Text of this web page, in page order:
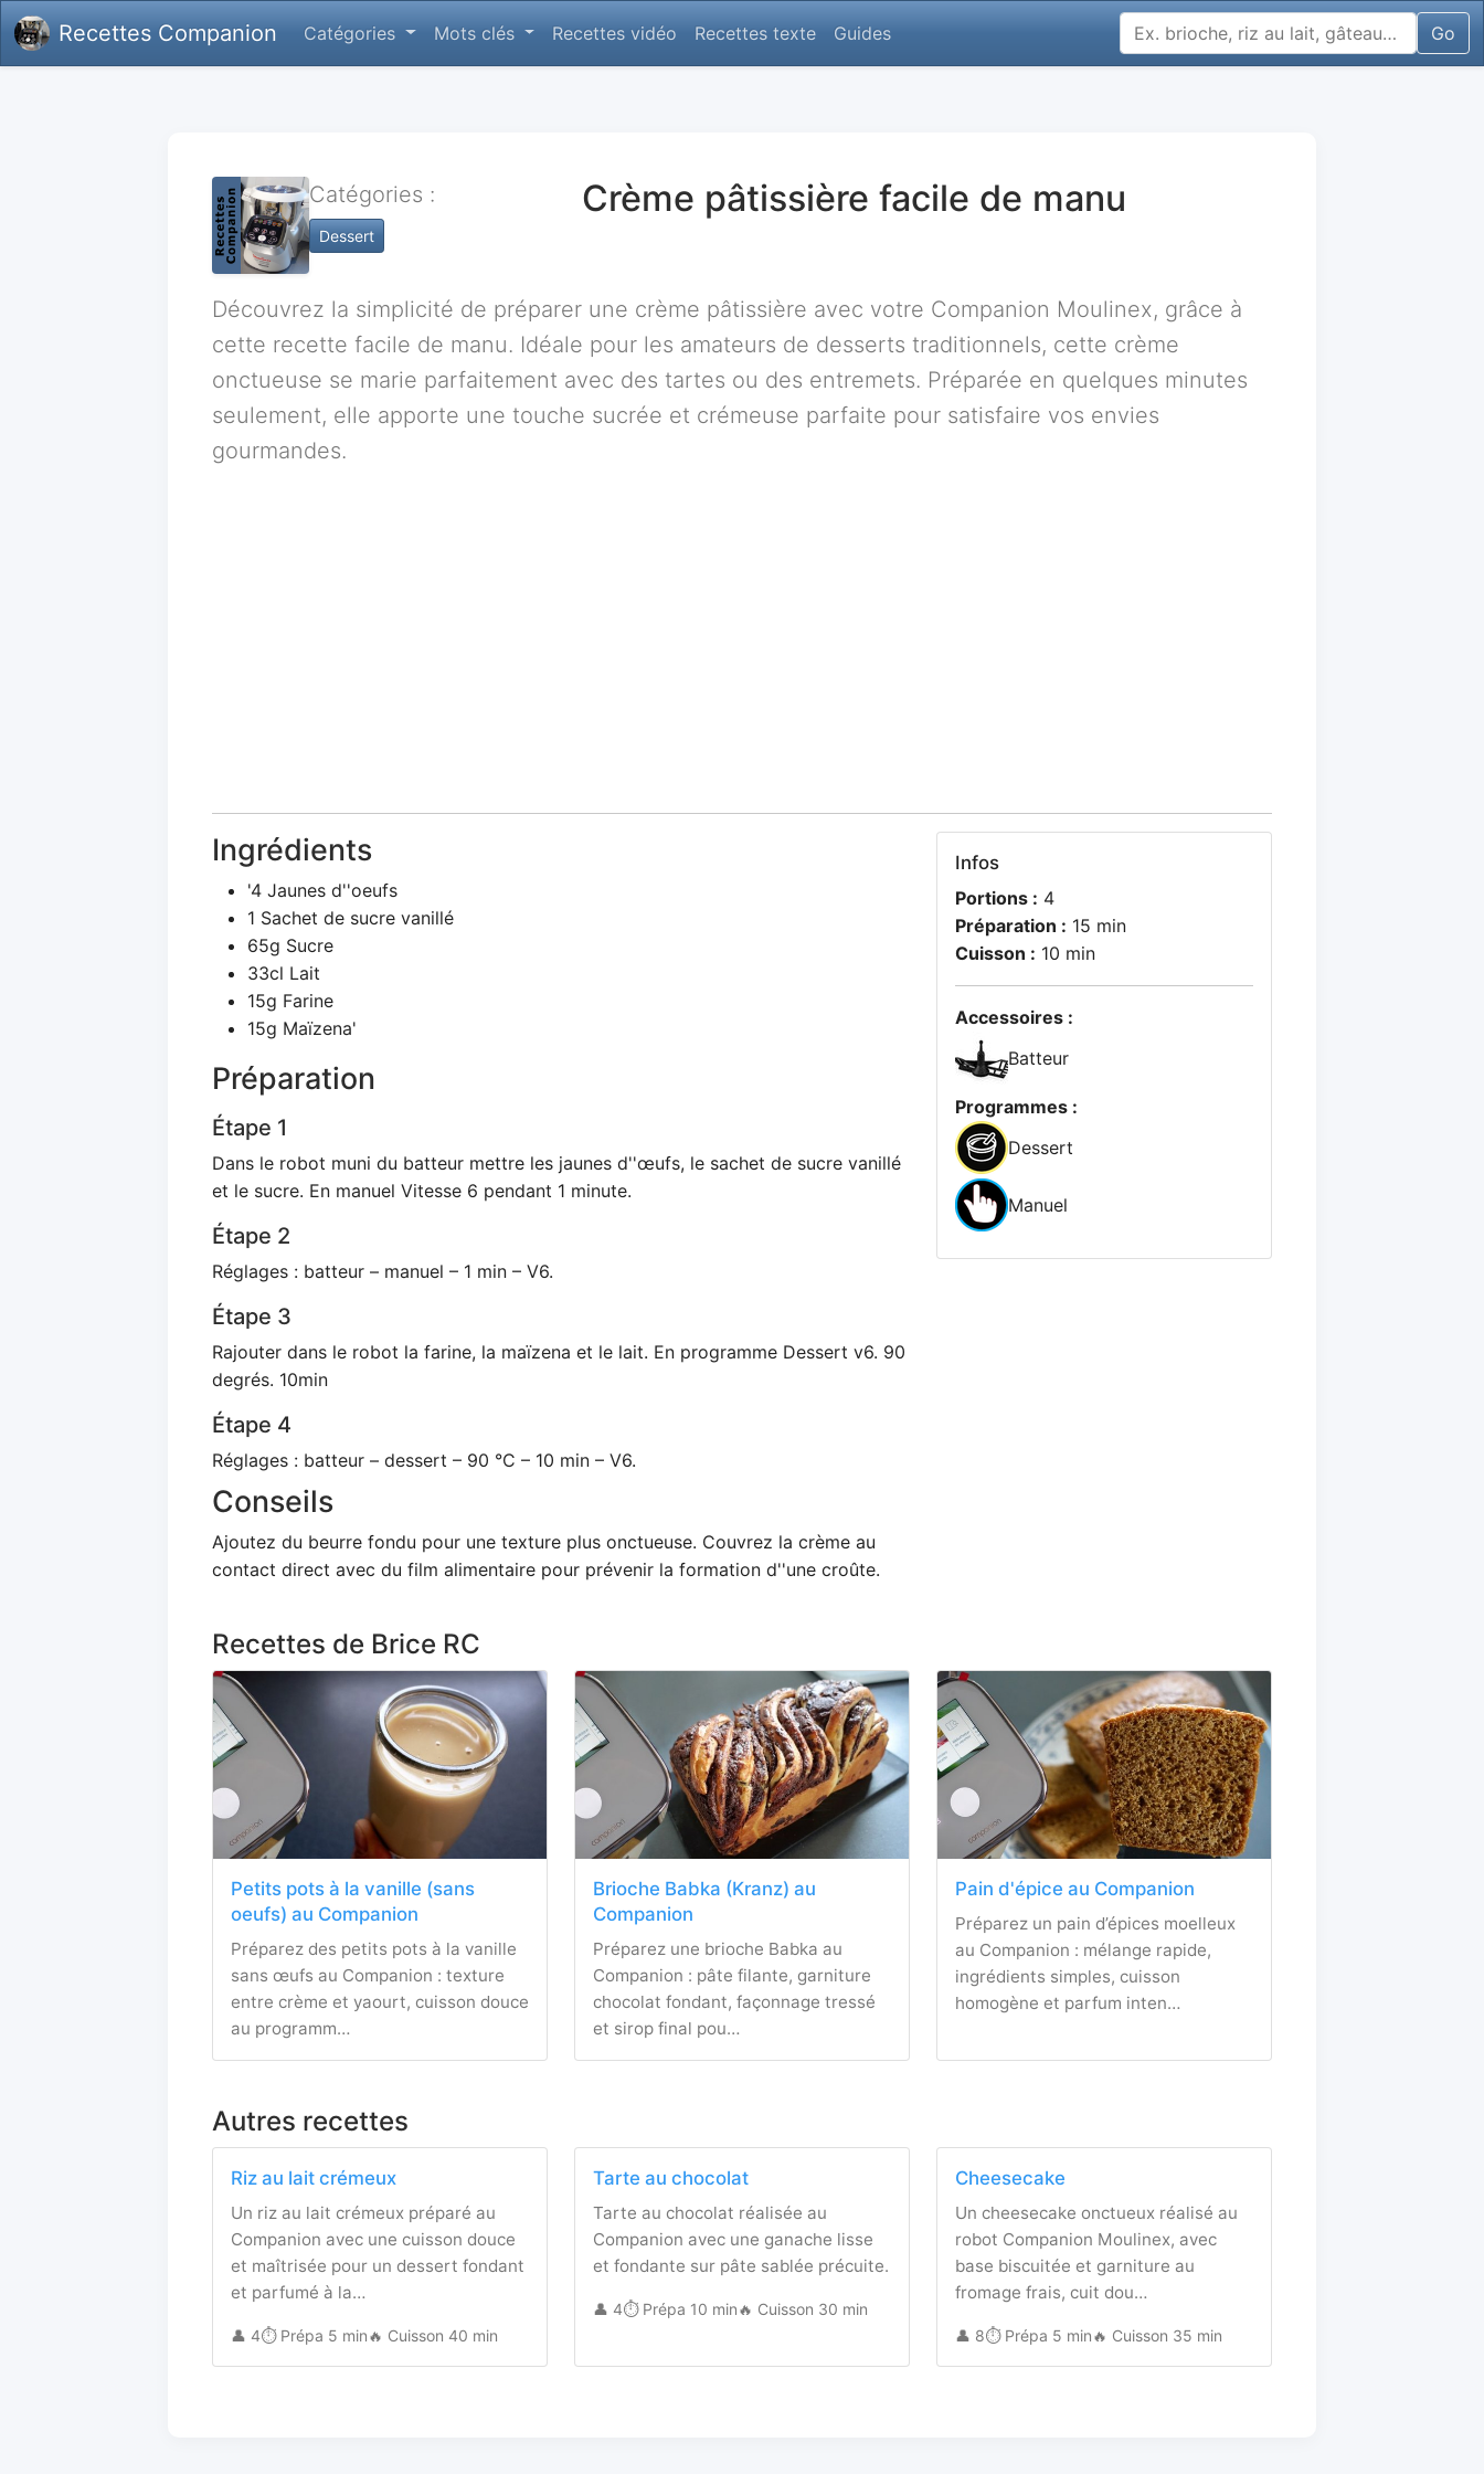
Recettes Companion Catégories Mots clés Recettes vidéo Recettes texte Guides Go
Catégories :
Dessert
Crème pâtissière facile de manu
Découvrez la simplicité de préparer une crème pâtissière avec votre Companion Moulinex, grâce à
cette recette facile de manu. Idéale pour les amateurs de desserts traditionnels, cette crème
onctueuse se marie parfaitement avec des tartes ou des entremets. Préparée en quelques minutes
seulement, elle apporte une touche sucrée et crémeuse parfaite pour satisfaire vos envies
gourmandes.
Ingrédients
'4 Jaunes d''oeufs
1 Sachet de sucre vanillé
65g Sucre
33cl Lait
15g Farine
15g Maïzena'
Préparation
Étape 1
Dans le robot muni du batteur mettre les jaunes d''œufs, le sachet de sucre vanillé
et le sucre. En manuel Vitesse 6 pendant 1 minute.
Étape 2
Réglages : batteur – manuel – 1 min – V6.
Étape 3
Rajouter dans le robot la farine, la maïzena et le lait. En programme Dessert v6. 90
degrés. 10min
Étape 4
Réglages : batteur – dessert – 90 °C – 10 min – V6.
Conseils
Ajoutez du beurre fondu pour une texture plus onctueuse. Couvrez la crème au
contact direct avec du film alimentaire pour prévenir la formation d''une croûte.
Infos
Portions : 4
Préparation : 15 min
Cuisson : 10 min
Accessoires :
Batteur
Programmes :
Dessert
Manuel
Recettes de Brice RC
Petits pots à la vanille (sans
oeufs) au Companion
Préparez des petits pots à la vanille
sans œufs au Companion : texture
entre crème et yaourt, cuisson douce
au programm…
Brioche Babka (Kranz) au
Companion
Préparez une brioche Babka au
Companion : pâte filante, garniture
chocolat fondant, façonnage tressé
et sirop final pou…
Pain d'épice au Companion
Préparez un pain d’épices moelleux
au Companion : mélange rapide,
ingrédients simples, cuisson
homogène et parfum inten…
Autres recettes
Riz au lait crémeux
Un riz au lait crémeux préparé au
Companion avec une cuisson douce
et maîtrisée pour un dessert fondant
et parfumé à la…
👤 4⏱️ Prépa 5 min🔥 Cuisson 40 min
Tarte au chocolat
Tarte au chocolat réalisée au
Companion avec une ganache lisse
et fondante sur pâte sablée précuite.
👤 4⏱️ Prépa 10 min🔥 Cuisson 30 min
Cheesecake
Un cheesecake onctueux réalisé au
robot Companion Moulinex, avec
base biscuitée et garniture au
fromage frais, cuit dou…
👤 8⏱️ Prépa 5 min🔥 Cuisson 35 min